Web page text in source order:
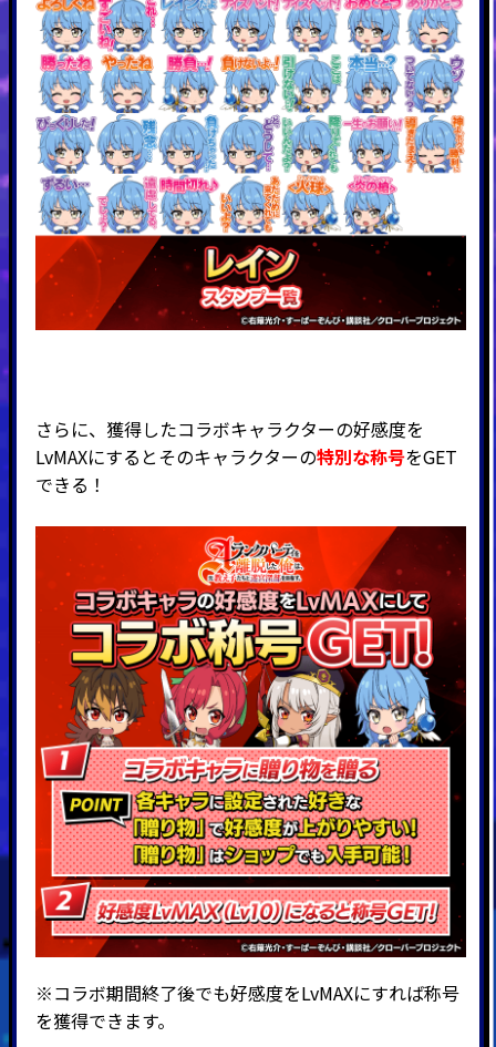
さらに、獲得したコラボキャラクターの好感度を
LvMAXにするとそのキャラクターの特別な称号をGET
できる！
※コラボ期間終了後でも好感度をLvMAXにすれば称号
を獲得できます。